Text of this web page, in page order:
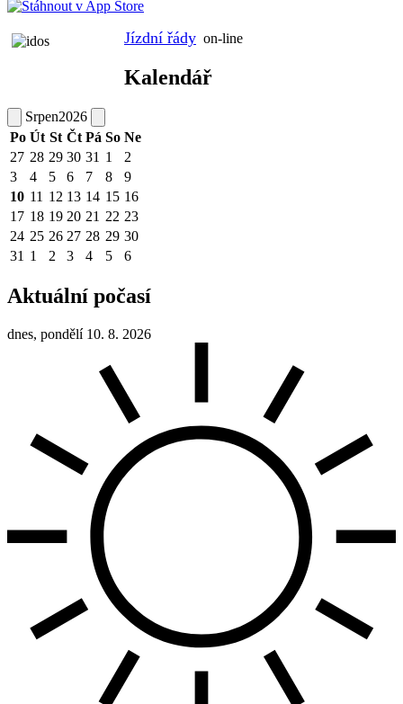
Jízdní řády on-line
Kalendář
Srpen2026
Po Út St Čt Pá So Ne
27 28 29 30 31 1
2
3
4 5 6 7 8
9
10 11 12 13 14 15 16
17 18 19 20 21 22 23
24 25 26 27 28 29 30
31 1 2 3 4 5 6
Aktuální počasí
dnes, pondělí 10. 8. 2026